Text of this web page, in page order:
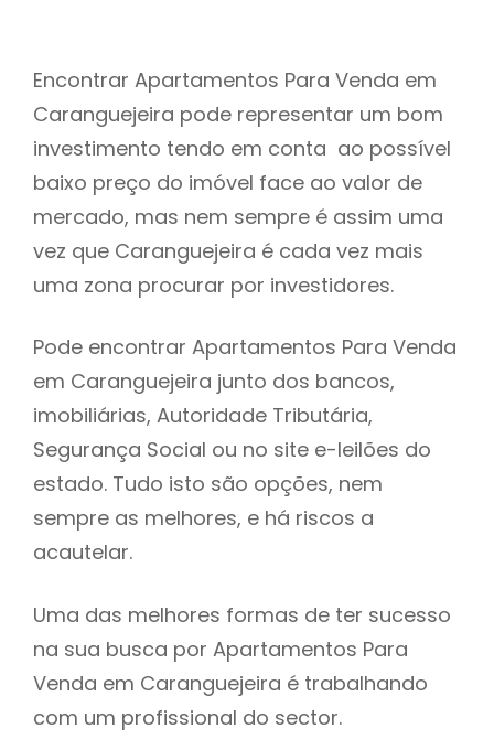
Encontrar Apartamentos Para Venda em
Caranguejeira pode representar um bom
investimento tendo em conta ao possível
baixo preço do imóvel face ao valor de
mercado, mas nem sempre é assim uma
vez que Caranguejeira é cada vez mais
uma zona procurar por investidores.
Pode encontrar Apartamentos Para Venda
em Caranguejeira junto dos bancos,
imobiliárias, Autoridade Tributária,
Segurança Social ou no site e-leilões do
estado. Tudo isto são opções, nem
sempre as melhores, e há riscos a
acautelar.
Uma das melhores formas de ter sucesso
na sua busca por Apartamentos Para
Venda em Caranguejeira é trabalhando
com um profissional do sector.